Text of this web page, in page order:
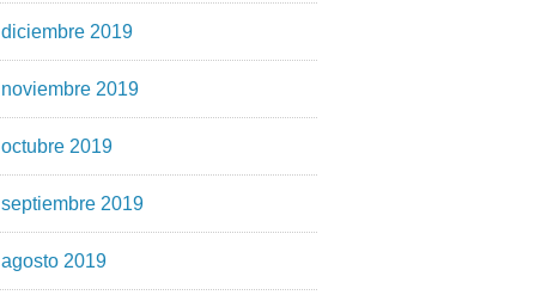
diciembre 2019
noviembre 2019
octubre 2019
septiembre 2019
agosto 2019